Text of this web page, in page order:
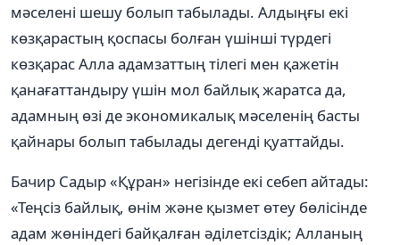
мәселені шешу болып табылады. Алдыңғы екі
көзқарастың қоспасы болған үшінші түрдегі
көзқарас Алла адамзаттың тілегі мен қажетін
қанағаттандыру үшін мол байлық жаратса да,
адамның өзі де экономикалық мәселенің басты
қайнары болып табылады дегенді қуаттайды.
Бачир Садыр «Құран» негізінде екі себеп айтады:
«Теңсіз байлық, өнім және қызмет өтеу бөлісінде
адам жөніндегі байқалған әділетсіздік; Алланың